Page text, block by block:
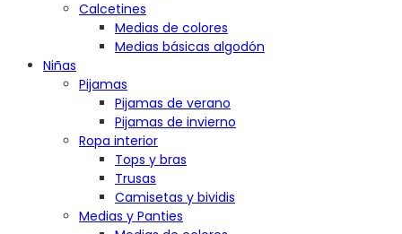
Calcetines
Medias de colores
Medias básicas algodón
Niñas
Pijamas
Pijamas de verano
Pijamas de invierno
Ropa interior
Tops y bras
Trusas
Camisetas y bividis
Medias y Panties